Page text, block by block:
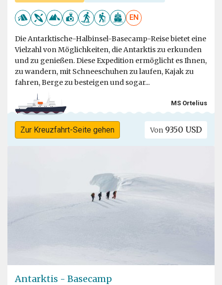
EN
Die Antarktische-Halbinsel-Basecamp-Reise bietet eine
Vielzahl von Möglichkeiten, die Antarktis zu erkunden
und zu genießen. Diese Expedition ermöglicht es Ihnen,
zu wandern, mit Schneeschuhen zu laufen, Kajak zu
fahren, Berge zu besteigen und sogar...
MS Ortelius
Zur Kreuzfahrt-Seite gehen Von 9350 USD
Antarktis - Basecamp